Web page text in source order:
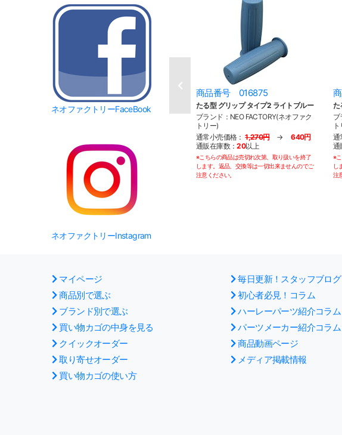
ネオファクトリーFaceBook
ネオファクトリーInstagram
商品番号 016875
たる型 グリップ タイプ2 ライトブルー
ブランド：NEO FACTORY(ネオファク
トリー)
通常小売価格： 1,270円→640円
通販在庫数：20以上
※こちらの商品は売切れ次第、取り扱いを終了
します。返品、交換等は一切出来ませんのでご
注意ください。
た
ブ
通
通
※
し
注
マイページ
商品別で選ぶ
ブランド別で選ぶ
買い物カゴの中身を見る
クイックオーダー
取り寄せオーダー
買い物カゴの使い方
毎日更新！スタッフブログ
初心者必見！コラム
ハーレーパーツ紹介コラム
パーツメーカー紹介コラム
商品動画ページ
メディア掲載情報